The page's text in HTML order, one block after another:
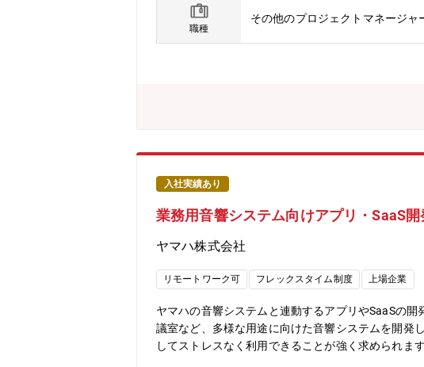
でなく、 財務や経営の視点を持つスタッフとして
経験や状況に応じて、社内外の研修に受講いた
修、部門別研修 等・自己研鑽プログラム
きるものなど多数あります。＜＜キャリア
通じ、将来に生きる人脈形成が行えます。＜＜ 求
職種
その他のプロジェクトマネージャ
入社実績あり
業務用音響システム向けアプリ・SaaS
ヤマハ株式会社
リモートワーク可 フレックスタイム制度 上場企業
ヤマハの音響システムと連動するアプリやSaaSの
議室など、多様な用途に向けた音響システムを開発
してストレスなく利用できることが強く求められま